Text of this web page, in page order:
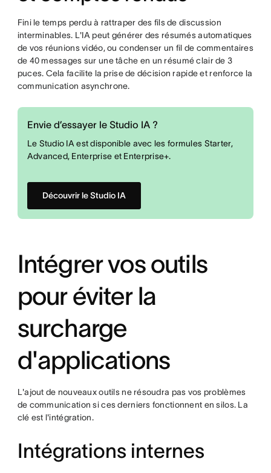
Fini le temps perdu à rattraper des fils de discussion
interminables. L'IA peut générer des résumés automatiques
de vos réunions vidéo, ou condenser un fil de commentaires
de 40 messages sur une tâche en un résumé clair de 3
puces. Cela facilite la prise de décision rapide et renforce la
communication asynchrone.
Envie d’essayer le Studio IA ?
Le Studio IA est disponible avec les formules Starter,
Advanced, Enterprise et Enterprise+.
Découvrir le Studio IA
Intégrer vos outils
pour éviter la
surcharge
d'applications
L'ajout de nouveaux outils ne résoudra pas vos problèmes
de communication si ces derniers fonctionnent en silos. La
clé est l'intégration.
Intégrations internes